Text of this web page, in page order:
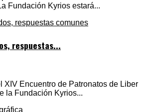
Fundación Kyrios estará...
respuestas...
XIV Encuentro de Patronatos de Liber
la Fundación Kyrios...